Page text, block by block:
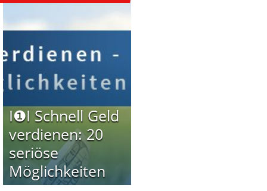
I❶I Schnell Geld
verdienen: 20
seriöse
Möglichkeiten